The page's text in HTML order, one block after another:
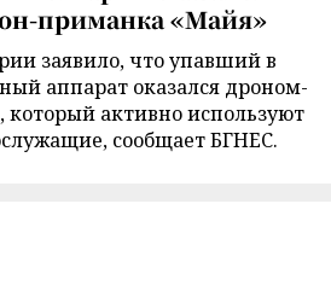
приманка «Майя»
заявило, что упавший в
аппарат оказался дроном-
активно используют
сообщает БГНЕС.